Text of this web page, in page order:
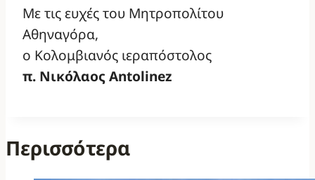
Με τις ευχές του Μητροπολίτου
Αθηναγόρα,
ο Κολομβιανός ιεραπόστολος
π. Νικόλαος Antolinez
Περισσότερα